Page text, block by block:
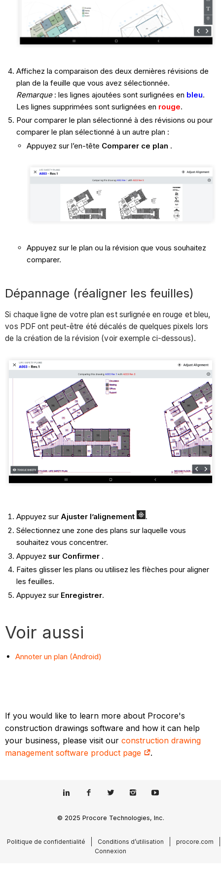
Affichez la comparaison des deux dernières révisions de
plan de la feuille que vous avez sélectionnée.
Remarque: les lignes ajoutées sont surlignées en bleu.
Les lignes supprimées sont surlignées en rouge.
Pour comparer le plan sélectionné à des révisions ou pour
comparer le plan sélectionné à un autre plan :
Appuyez sur l’en-tête Comparer ce plan .
Appuyez sur le plan ou la révision que vous souhaitez
comparer.
Dépannage (réaligner les feuilles)
Si chaque ligne de votre plan est surlignée en rouge et bleu,
vos PDF ont peut-être été décalés de quelques pixels lors
de la création de la révision (voir exemple ci-dessous).
Appuyez sur Ajuster l’alignement
.
Sélectionnez une zone des plans sur laquelle vous
souhaitez vous concentrer.
Appuyez sur Confirmer.
Faites glisser les plans ou utilisez les flèches pour aligner
les feuilles.
Appuyez sur Enregistrer.
Voir aussi
Annoter un plan (Android)
If you would like to learn more about Procore's
construction drawings software and how it can help
your business, please visit ourconstruction drawing
management software product page
.
© 2025 Procore Technologies, Inc.
Politique de confidentialité Conditions d’utilisation
procore.com
Connexion